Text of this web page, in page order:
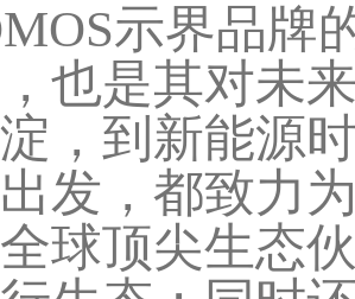
示界品牌
也是其对未
，到新能源
发，都致力
球顶尖生态